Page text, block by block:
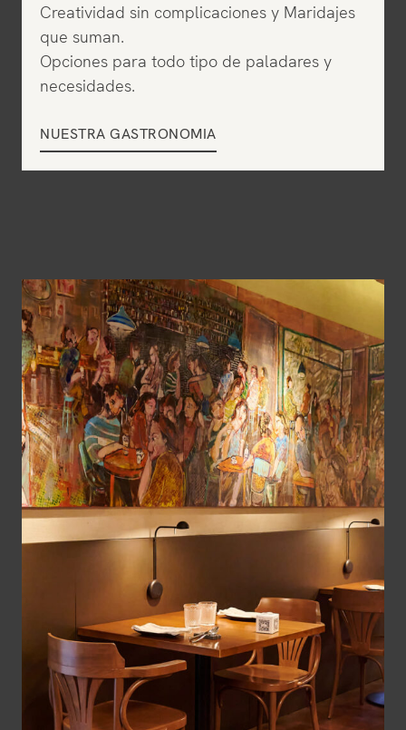
Creatividad sin complicaciones y Maridajes
que suman.
Opciones para todo tipo de paladares y
necesidades.
NUESTRA GASTRONOMIA